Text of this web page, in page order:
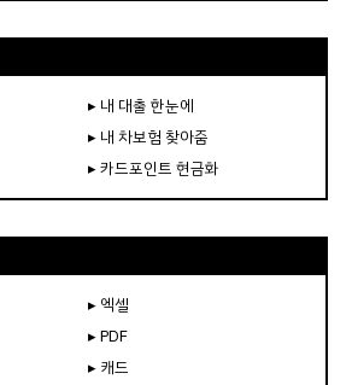
▸ 내 대출 한눈에
▸ 내 차보험 찾아줌
▸ 카드포인트 현금화
▸ 엑셀
▸ PDF
▸ 캐드